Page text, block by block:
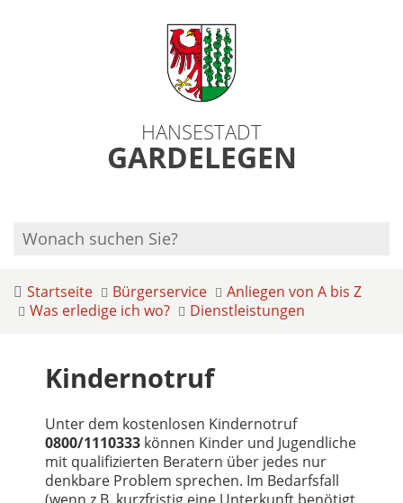
HANSESTADT
GARDELEGEN
Startseite Bürgerservice
Anliegen von A bis Z
Was erledige ich wo?
Dienstleistungen
Kindernotruf
Unter dem kostenlosen Kindernotruf
0800/1110333 können Kinder und Jugendliche
mit qualifizierten Beratern über jedes nur
denkbare Problem sprechen. Im Bedarfsfall
(wenn z.B. kurzfristig eine Unterkunft benötigt